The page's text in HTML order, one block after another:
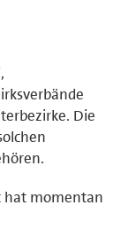
Die
hat momentan